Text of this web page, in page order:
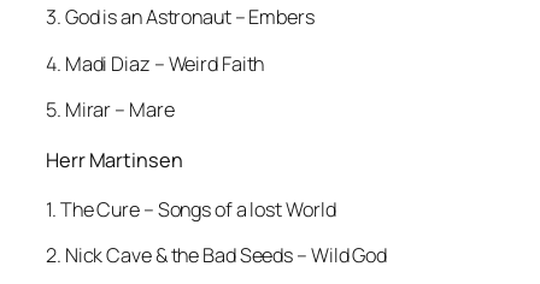
3. God is an Astronaut – Embers
4. Madi Diaz – Weird Faith
5. Mirar – Mare
Herr Martinsen
1. The Cure – Songs of a lost World
2. Nick Cave & the Bad Seeds – Wild God